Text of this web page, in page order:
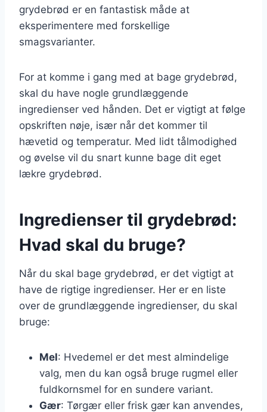
grydebrød er en fantastisk måde at
eksperimentere med forskellige
smagsvarianter.
For at komme i gang med at bage grydebrød,
skal du have nogle grundlæggende
ingredienser ved hånden. Det er vigtigt at følge
opskriften nøje, især når det kommer til
hævetid og temperatur. Med lidt tålmodighed
og øvelse vil du snart kunne bage dit eget
lækre grydebrød.
Ingredienser til grydebrød:
Hvad skal du bruge?
Når du skal bage grydebrød, er det vigtigt at
have de rigtige ingredienser. Her er en liste
over de grundlæggende ingredienser, du skal
bruge:
Mel: Hvedemel er det mest almindelige
valg, men du kan også bruge rugmel eller
fuldkornsmel for en sundere variant.
Gær: Tørgær eller frisk gær kan anvendes,